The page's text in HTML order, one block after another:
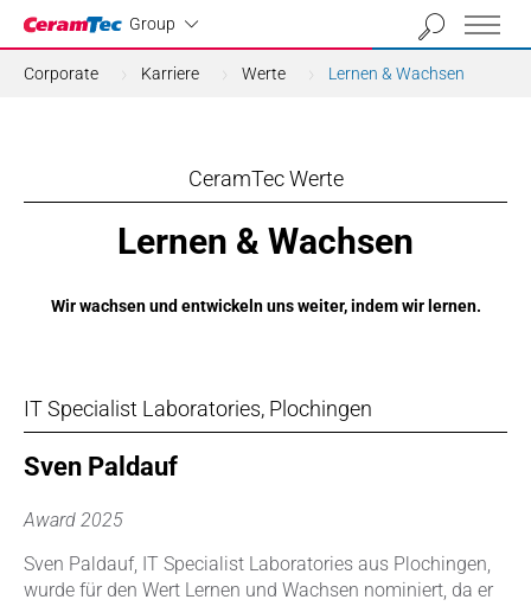
Group
Industrial
Corporate Karriere Werte Lernen & Wachsen
CeramTec Werte
Lernen & Wachsen
Wir wachsen und entwickeln uns weiter, indem wir lernen.
IT Specialist Laboratories, Plochingen
Sven Paldauf
Award 2025
Sven Paldauf, IT Specialist Laboratories aus Plochingen,
wurde für den Wert Lernen und Wachsen nominiert, da er